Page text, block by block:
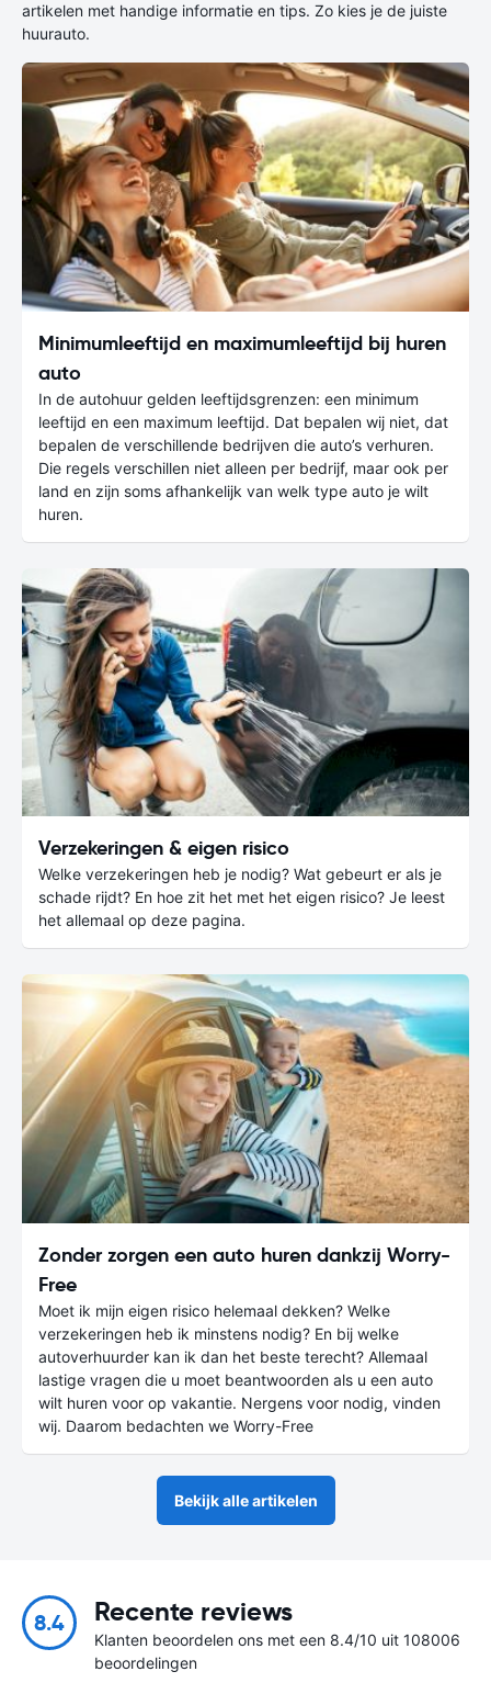
artikelen met handige informatie en tips. Zo kies je de juiste
huurauto.
Minimumleeftijd en maximumleeftijd bij huren
auto
In de autohuur gelden leeftijdsgrenzen: een minimum
leeftijd en een maximum leeftijd. Dat bepalen wij niet, dat
bepalen de verschillende bedrijven die auto’s verhuren.
Die regels verschillen niet alleen per bedrijf, maar ook per
land en zijn soms afhankelijk van welk type auto je wilt
huren.
Verzekeringen & eigen risico
Welke verzekeringen heb je nodig? Wat gebeurt er als je
schade rijdt? En hoe zit het met het eigen risico? Je leest
het allemaal op deze pagina.
Zonder zorgen een auto huren dankzij Worry-
Free
Moet ik mijn eigen risico helemaal dekken? Welke
verzekeringen heb ik minstens nodig? En bij welke
autoverhuurder kan ik dan het beste terecht? Allemaal
lastige vragen die u moet beantwoorden als u een auto
wilt huren voor op vakantie. Nergens voor nodig, vinden
wij. Daarom bedachten we Worry-Free
Bekijk alle artikelen
8.4 Recente reviews
Klanten beoordelen ons met een 8.4/10 uit 108006
beoordelingen